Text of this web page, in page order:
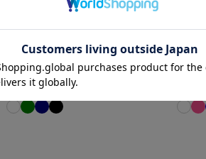
コットン60ローン３色レース生地
コッ
フラワ